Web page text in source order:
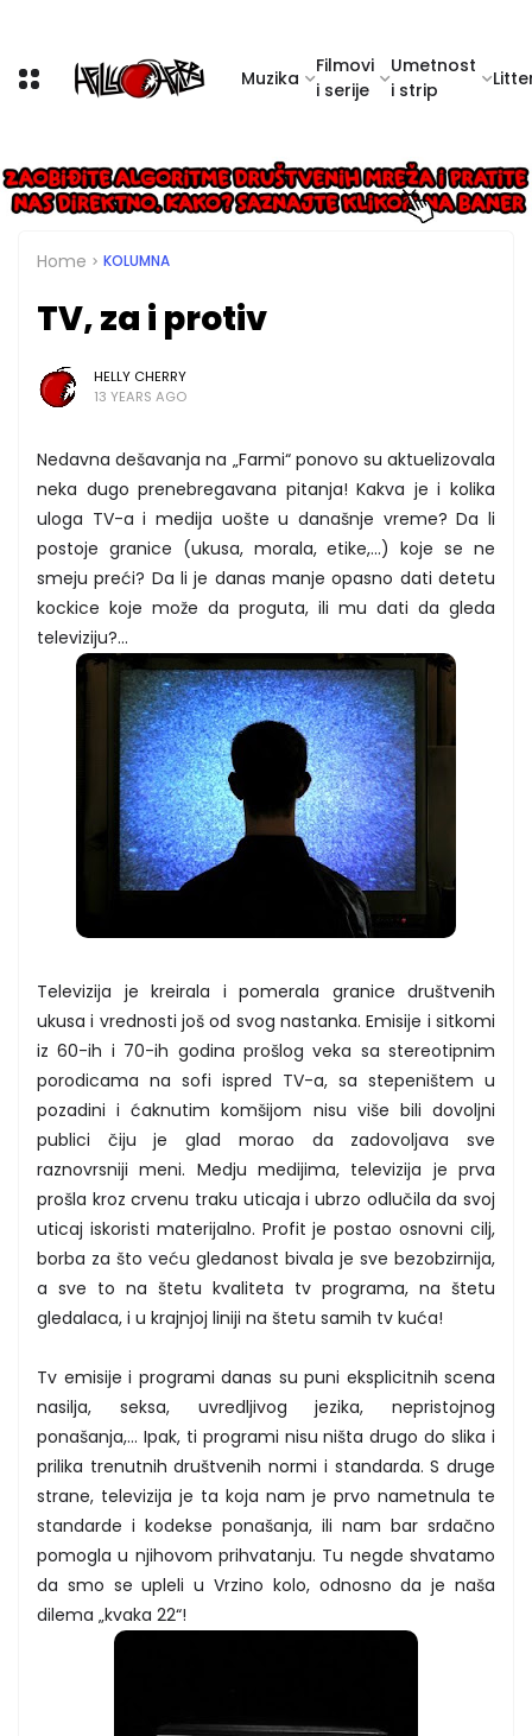
Muzika
Filmovi
i serije
Umetnost
i strip
Home KOLUMNA
TV, za i protiv
HELLY CHERRY
13 YEARS AGO
Nedavna dešavanja na „Farmi“ ponovo su aktuelizovala
neka dugo prenebregavana pitanja! Kakva je i kolika
uloga TV-a i medija uošte u današnje vreme? Da li
postoje granice (ukusa, morala, etike,...) koje se ne
smeju preći? Da li je danas manje opasno dati detetu
kockice koje može da proguta, ili mu dati da gleda
televiziju?...
Televizija je kreirala i pomerala granice društvenih
ukusa i vrednosti još od svog nastanka. Emisije i sitkomi
iz 60-ih i 70-ih godina prošlog veka sa stereotipnim
porodicama na sofi ispred TV-a, sa stepeništem u
pozadini i ćaknutim komšijom nisu više bili dovoljni
publici čiju je glad morao da zadovoljava sve
raznovrsniji meni. Medju medijima, televizija je prva
prošla kroz crvenu traku uticaja i ubrzo odlučila da svoj
uticaj iskoristi materijalno. Profit je postao osnovni cilj,
borba za što veću gledanost bivala je sve bezobzirnija,
a sve to na štetu kvaliteta tv programa, na štetu
gledalaca, i u krajnjoj liniji na štetu samih tv kuća!
Tv emisije i programi danas su puni eksplicitnih scena
nasilja, seksa, uvredljivog jezika, nepristojnog
ponašanja,... Ipak, ti programi nisu ništa drugo do slika i
prilika trenutnih društvenih normi i standarda. S druge
strane, televizija je ta koja nam je prvo nametnula te
standarde i kodekse ponašanja, ili nam bar srdačno
pomogla u njihovom prihvatanju. Tu negde shvatamo
da smo se upleli u Vrzino kolo, odnosno da je naša
dilema „kvaka 22“!